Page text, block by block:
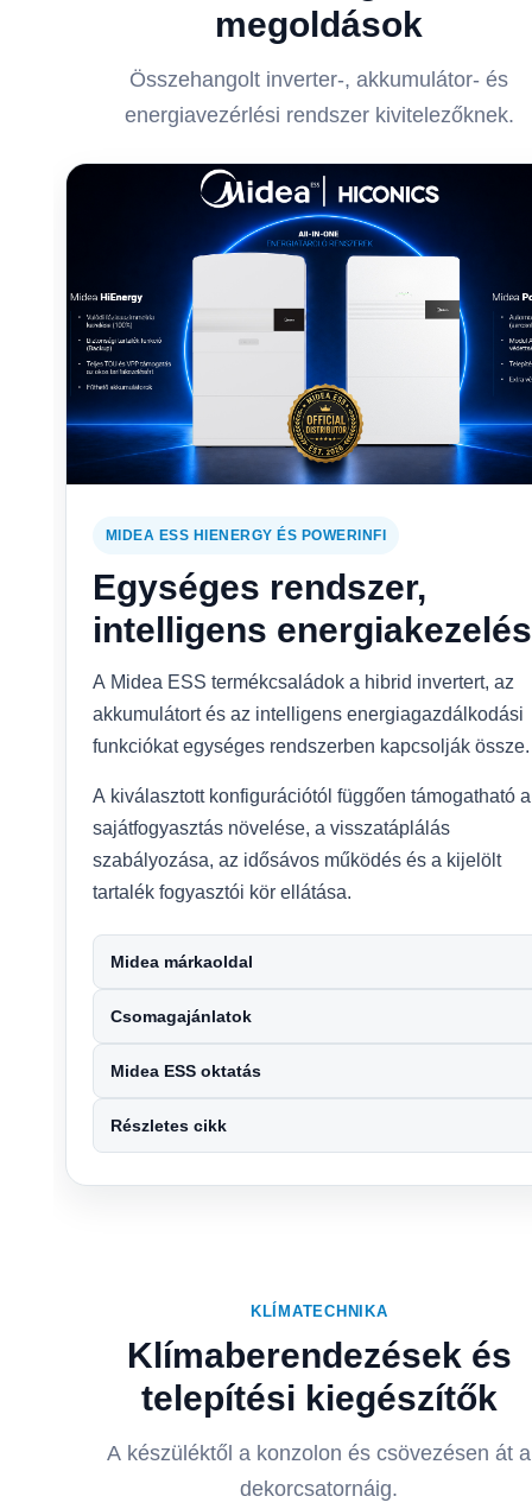
megoldások
Összehangolt inverter-, akkumulátor- és
energiavezérlési rendszer kivitelezőknek.
MIDEA ESS HIENERGY ÉS POWERINFI
Egységes rendszer,
intelligens energiakezelés
A Midea ESS termékcsaládok a hibrid invertert, az
akkumulátort és az intelligens energiagazdálkodási
funkciókat egységes rendszerben kapcsolják össze.
A kiválasztott konfigurációtól függően támogatható a
sajátfogyasztás növelése, a visszatáplálás
szabályozása, az idősávos működés és a kijelölt
tartalék fogyasztói kör ellátása.
Midea márkaoldal
Csomagajánlatok
Midea ESS oktatás
Részletes cikk
KLÍMATECHNIKA
Klímaberendezések és
telepítési kiegészítők
A készüléktől a konzolon és csövezésen át a
dekorcsatornáig.